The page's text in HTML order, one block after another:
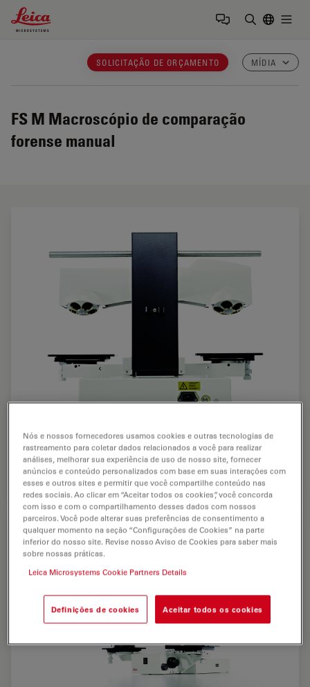
Leica Microsystems Logo
SOLICITAÇÃO DE ORÇAMENTO MÍDIA
FS M Macroscópio de comparação
forense manual
Instrumento de comparação manual Leica FS
M (vista traseira)
Nós e nossos fornecedores usamos cookies e outras tecnologias de
rastreamento para coletar dados relacionados a você para realizar
análises, melhorar sua experiência de uso de nosso site, fornecer
anúncios e conteúdo personalizados com base em suas interações com
esses e outros sites e permitir que você compartilhe conteúdo nas
redes sociais. Ao clicar em “Aceitar todos os cookies”, você concorda
com isso e com o compartilhamento desses dados com nossos
parceiros. Você pode alterar suas preferências de consentimento a
qualquer momento na seção “Configurações de Cookies” na parte
inferior do nosso site. Revise nosso Aviso de Cookies para saber mais
sobre nossas práticas.
Leica Microsystems Cookie Partners Details
Definições de cookies Aceitar todos os cookies